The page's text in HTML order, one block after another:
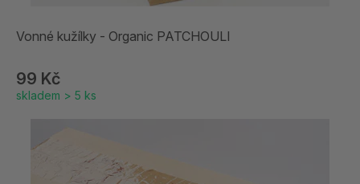
Vonné kužílky - Organic PATCHOULI
99 Kč
skladem > 5 ks